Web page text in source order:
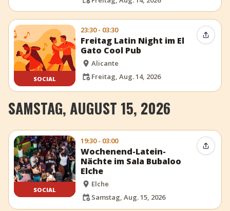
SOCIAL
23:30 - 03:30
Freitag Latin Night im El
Gato Cool Pub
Alicante
Freitag, Aug. 14, 2026
Event
SAMSTAG, AUGUST 15, 2026
SOCIAL
19:30 - 03:00
Wochenend-Latein-
Nächte im Sala Bubaloo
Elche
Elche
Samstag, Aug. 15, 2026
Event